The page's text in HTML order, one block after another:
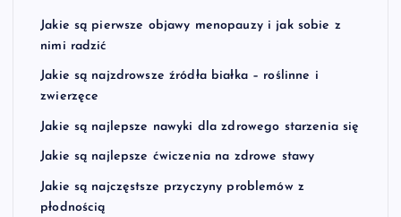
Jakie są pierwsze objawy menopauzy i jak sobie z
nimi radzić
Jakie są najzdrowsze źródła białka – roślinne i
zwierzęce
Jakie są najlepsze nawyki dla zdrowego starzenia się
Jakie są najlepsze ćwiczenia na zdrowe stawy
Jakie są najczęstsze przyczyny problemów z
płodnością